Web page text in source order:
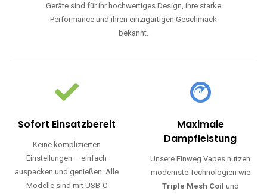
Geräte sind für ihr hochwertiges Design, ihre starke
Performance und ihren einzigartigen Geschmack
bekannt.
Sofort Einsatzbereit
Keine komplizierten
Einstellungen – einfach
auspacken und genießen. Alle
Modelle sind mit USB-C
Maximale
Dampfleistung
Unsere Einweg Vapes nutzen
modernste Technologien wie
Triple Mesh Coil und